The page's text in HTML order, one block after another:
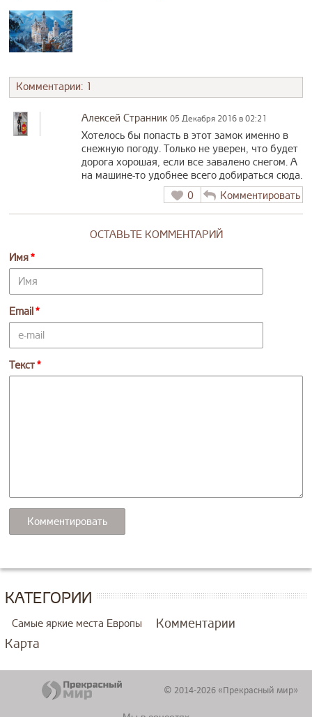
Комментарии: 1
Алексей Странник 05 Декабря 2016 в 02:21
Хотелось бы попасть в этот замок именно в
снежную погоду. Только не уверен, что будет
дорога хорошая, если все завалено снегом. А
на машине-то удобнее всего добираться сюда.
0
Комментировать
ОСТАВЬТЕ КОММЕНТАРИЙ
Имя
Email
Текст
КАТЕГОРИИ
Самые яркие места Европы
Комментарии
Карта
© 2014-2026 «Прекрасный мир»